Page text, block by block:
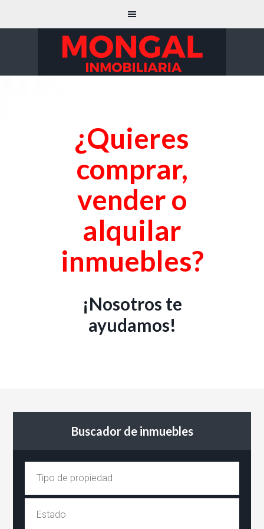
¿Quieres
comprar,
vender o
alquilar
inmuebles?
¡Nosotros te
ayudamos!
Buscador de inmuebles